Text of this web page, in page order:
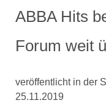
ABBA Hits
Forum weit
veröffentlicht in der
25.11.2019